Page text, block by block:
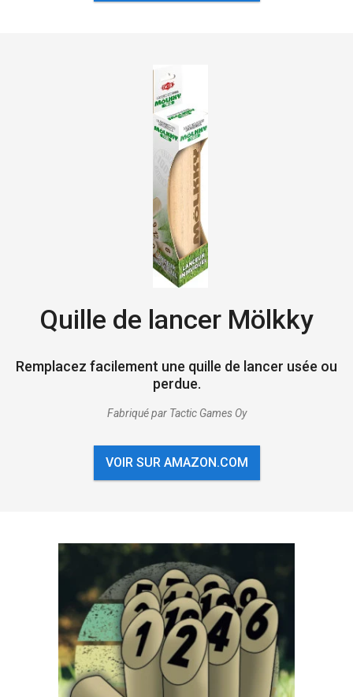
Quille de lancer Mölkky
Remplacez facilement une quille de lancer usée ou
perdue.
Fabriqué par Tactic Games Oy
VOIR SUR AMAZON.COM